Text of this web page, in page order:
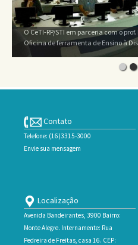
O CeTI-RP/STI em parceria com o
Oficina de ferramenta de Ensino à
Contato
Telefone: (16)3315-3000
Envie sua mensagem
Localização
Avenida Bandeirantes, 3900 Bairro:
Monte Alegre. Internamente: Rua
Pedreira de Freitas, casa 16. CEP: